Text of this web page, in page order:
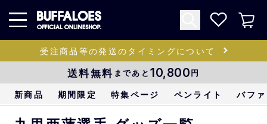
受注商品等の発送のタイミングについて
送料無料 まであと 10,800円
新商品 期間限定 特集ページ ペンライト バフ